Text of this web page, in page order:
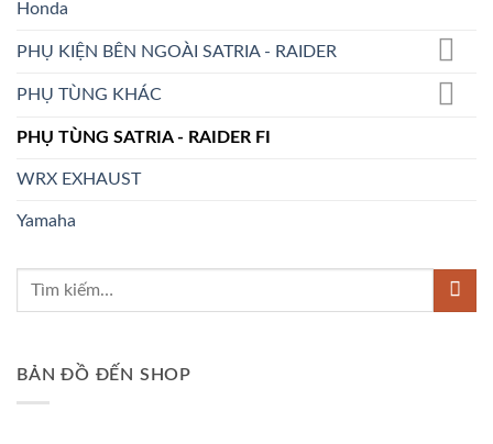
Honda
PHỤ KIỆN BÊN NGOÀI SATRIA - RAIDER
PHỤ TÙNG KHÁC
PHỤ TÙNG SATRIA - RAIDER FI
WRX EXHAUST
Yamaha
BẢN ĐỒ ĐẾN SHOP